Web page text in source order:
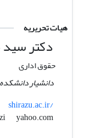
هیات تحریریه
دکتر
حقوق اداری
دانشیار
shirazu.ac.ir/
mojtaba_vaezi
yahoo.com